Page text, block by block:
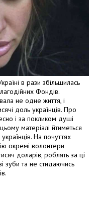
в рази збільшилась
Фондів.
не одне життя, і
доль українців. Про
і за покликом душі
матеріалі йтиметься
На почуттях
окремі волонтери
доларів, роблять за ці
зуби та не стидаючись